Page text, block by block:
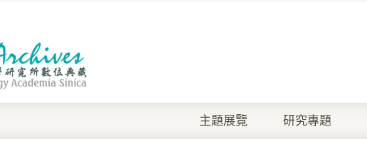
主題展覽 研究專題